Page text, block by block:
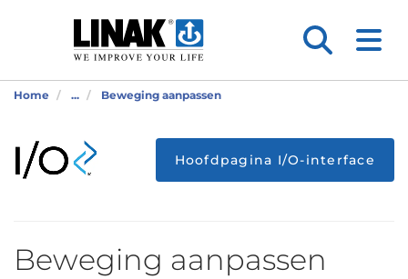
Home ... Beweging aanpassen
Hoofdpagina I/O-interface
Beweging aanpassen